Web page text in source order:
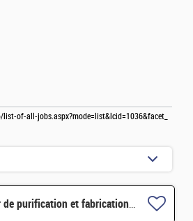
of-all-jobs.aspx?mode=list&lcid=1036&facet_
Technicien supérieur de purification et fabrication en chaine blindée H/F